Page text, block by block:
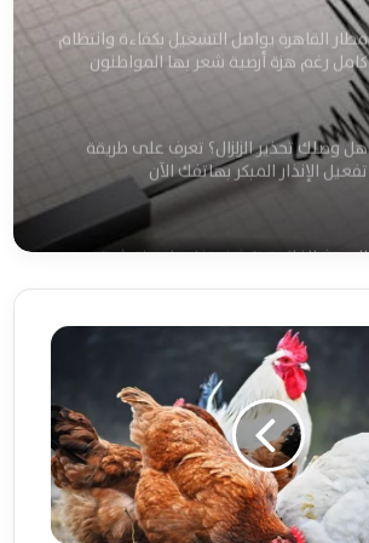
مطار القاهرة يواصل التشغيل بكفاءة وانتظام
كامل رغم هزة أرضية شعر بها المواطنون
هل وصلك تحذير الزلزال؟ تعرف على طريقة
تفعيل الإنذار المبكر بهاتفك الآن
البحوث الفلكية تكشف تفاصيل هزة شرق
بعد زلزال الفجر.. الصحة تُصدر إرشادات عاجلة
لحماية المواطنين والاستعداد لأي طوارئ
مدبولي يؤكد للمصريين بالخارج دورهم
المحوري في دعم الاقتصاد وتعزيز مسيرة
التنمية الوطنية المستدامة